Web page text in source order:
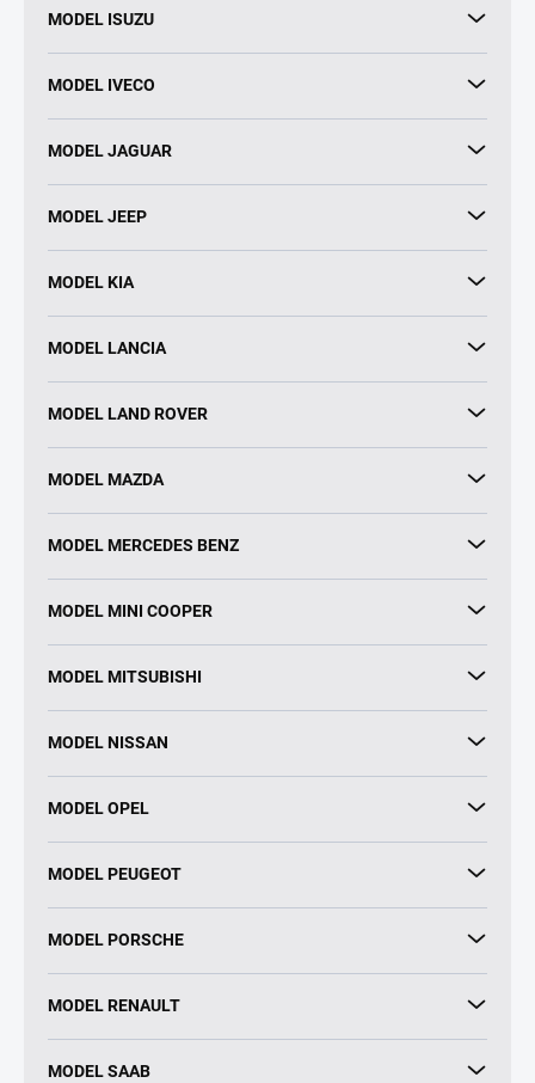
MODEL ISUZU
MODEL IVECO
MODEL JAGUAR
MODEL JEEP
MODEL KIA
MODEL LANCIA
MODEL LAND ROVER
MODEL MAZDA
MODEL MERCEDES BENZ
MODEL MINI COOPER
MODEL MITSUBISHI
MODEL NISSAN
MODEL OPEL
MODEL PEUGEOT
MODEL PORSCHE
MODEL RENAULT
MODEL SAAB